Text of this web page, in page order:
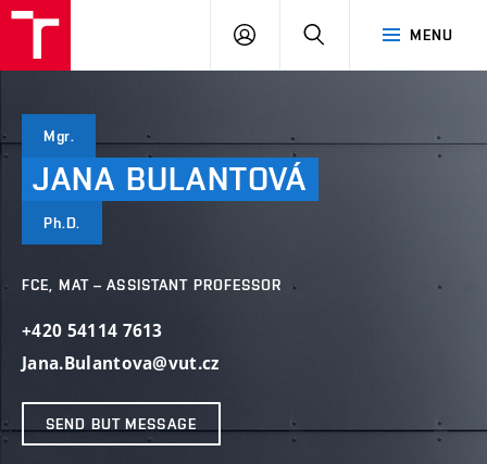
MENU
LOG
SEARCH
Mgr.
JANA BULANTOVÁ
Ph.D.
FCE, MAT – ASSISTANT PROFESSOR
+420 54114 7613
Jana.Bulantova@vut.cz
SEND BUT MESSAGE